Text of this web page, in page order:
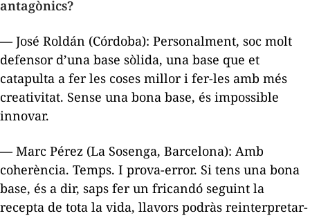
antagònics?
— José Roldán (Córdoba): Personalment, soc molt
defensor d’una base sòlida, una base que et
catapulta a fer les coses millor i fer-les amb més
creativitat. Sense una bona base, és impossible
innovar.
— Marc Pérez (La Sosenga, Barcelona): Amb
coherència. Temps. I prova-error. Si tens una bona
base, és a dir, saps fer un fricandó seguint la
recepta de tota la vida, llavors podràs reinterpretar-